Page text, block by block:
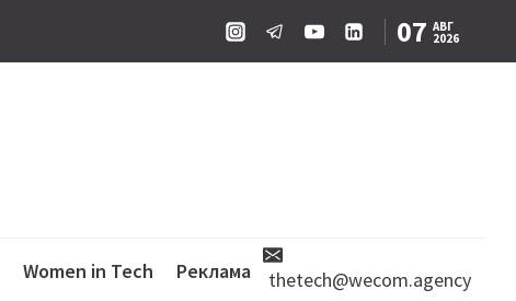
07 АВГ
2026
Women in Tech Реклама thetech@wecom.agency